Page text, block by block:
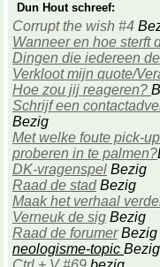
Dun Hout schreef:
Corrupt the wish #4
Wanneer en hoe sterft
Dingen die iedereen
Verkloot mijn quote/
Hoe zou jij reageren?
Schrijf een
Bezig
Met welke foute pick-
proberen in te palmen?
DK-vragenspel Bezig
Raad de stadBezig
Maak het verhaal
Verneuk de sig Bezig
Raad de forumerBezig
neologisme-topic Bezig